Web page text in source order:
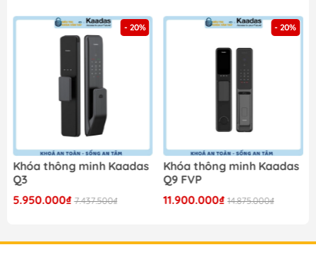
- 20%
Khóa thông minh Kaadas
Q3
5.950.000₫ 7.437.500₫
- 20%
Khóa thông minh Kaadas
Q9 FVP
11.900.000₫ 14.875.000₫